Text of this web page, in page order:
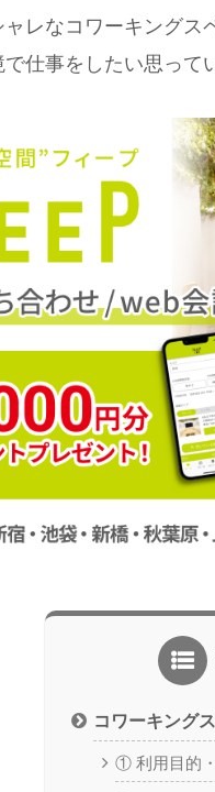
レなコワーキングス
仕事をしたい思って
コワーキング
① 利用目的